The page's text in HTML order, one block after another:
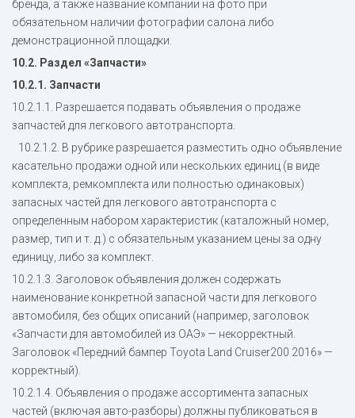
бренда, а также название компании на фото при
обязательном наличии фотографии салона либо
демонстрационной площадки.
10.2. Раздел «Запчасти»
10.2.1. Запчасти
10.2.1.1. Разрешается подавать объявления о продаже
запчастей для легкового автотранспорта.
10.2.1.2. В рубрике разрешается разместить одно объявление
касательно продажи одной или нескольких единиц (в виде
комплекта, ремкомплекта или полностью одинаковых)
запасных частей для легкового автотранспорта с
определенным набором характеристик (каталожный номер,
размер, тип и т. д.) с обязательным указанием цены за одну
единицу, либо за комплект.
10.2.1.3. Заголовок объявления должен содержать
наименование конкретной запасной части для легкового
автомобиля, без общих описаний (например, заголовок
«Запчасти для автомобилей из ОАЭ» — некорректный.
Заголовок «Передний бампер Toyota Land Cruiser200 2016» —
корректный).
10.2.1.4. Объявления о продаже ассортимента запасных
частей (включая авто-разборы) должны публиковаться в